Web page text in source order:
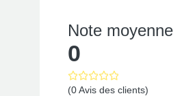
Note moyenne
0
(0 Avis des clients)